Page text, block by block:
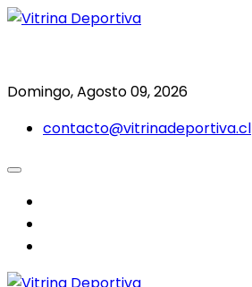
Saltar
Domingo, Agosto 09, 2026
contacto@vitrinadeportiva.cl